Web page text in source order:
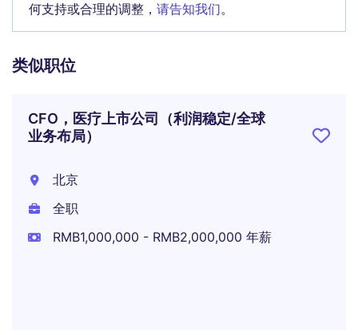
何支持或合理的调整， 请告知我们。
类似职位
CFO，医疗上市公司（利润稳定/全球
业务布局）
北京
全职
RMB1,000,000 - RMB2,000,000 年薪